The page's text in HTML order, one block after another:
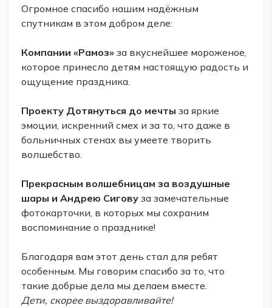
Огромное спасибо нашим надёжным
спутникам в этом добром деле:
Компании «Рамоз» за вкуснейшее мороженое,
которое принесло детям настоящую радость и
ощущение праздника.
Проекту Дотянуться до мечты за яркие
эмоции, искренний смех и за то, что даже в
больничных стенах вы умеете творить
волшебство.
Прекрасным волшебницам за воздушные
шары и Андрею Сигову за замечательные
фотокарточки, в которых мы сохраним
воспоминание о празднике!
Благодаря вам этот день стал для ребят
особенным. Мы говорим спасибо за то, что
такие добрые дела мы делаем вместе.
Дети, скорее выздоравливайте!